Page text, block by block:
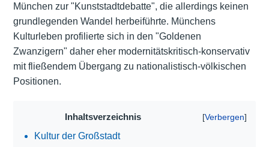
München zur "Kunststadtdebatte", die allerdings keinen
grundlegenden Wandel herbeiführte. Münchens
Kulturleben profilierte sich in den "Goldenen
Zwanzigern" daher eher modernitätskritisch-konservativ
mit fließendem Übergang zu nationalistisch-völkischen
Positionen.
Inhaltsverzeichnis
Kultur der Großstadt